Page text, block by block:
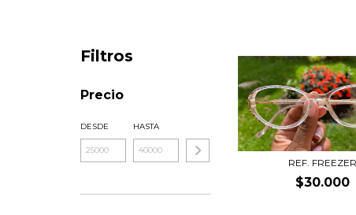
Filtros
Precio
DESDE HASTA
REF. FREEZER
$30.000